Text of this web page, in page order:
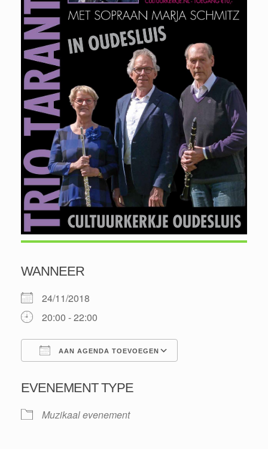
WANNEER
24/11/2018
20:00 - 22:00
AAN AGENDA TOEVOEGEN
EVENEMENT TYPE
Muzikaal evenement